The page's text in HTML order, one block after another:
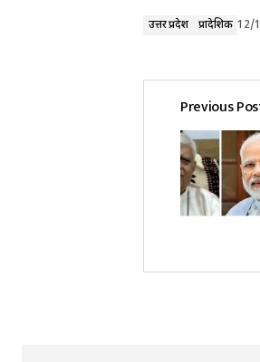
उत्तर प्रदेश प्रादेशिक 12/
Previous